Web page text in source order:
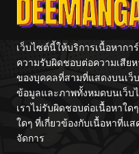
ตอนที่ 307
ตอนที่ 306
ตอนที่ 305
ตอนที่ 304
เว็บไซต์นี้ให้บริการเนื้อหาก
ความรับผิดชอบต่อความเสีย
ของบุคคลที่สามที่แสดงบนเว็
ข้อมูลและภาพทั้งหมดบนเว็บ
เราไม่รับผิดชอบต่อเนื้อหาใ
ใดๆ ที่เกี่ยวข้องกับเนื้อหาที่แ
จัดการ